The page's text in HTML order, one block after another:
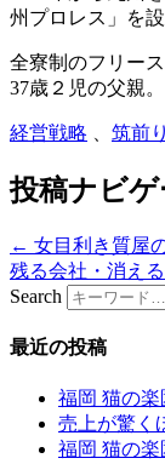
州プロレス」を設
全寮制のフリー
37歳２児の父親。
経営戦略 筑前
投稿ナビ
← 女目利き質屋
残る会社・消え
Search
最近の投稿
福岡 猫の
売上が驚く
福岡 猫の